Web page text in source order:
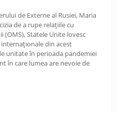
de Externe al Rusiei, Maria
de a rupe relațiile cu
(OMS), Statele Unite lovesc
din acest
unitate în perioada pandemiei
în care lumea are nevoie de